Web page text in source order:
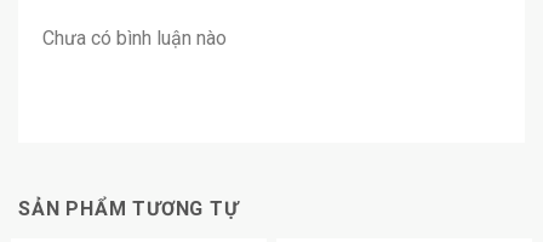
Chưa có bình luận nào
SẢN PHẨM TƯƠNG TỰ